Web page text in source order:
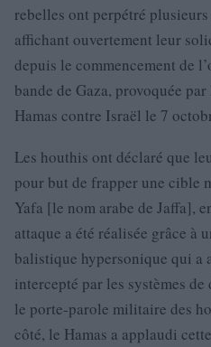
rebelles ont perpétré
affichant ouvertement leur
depuis le commencement de
bande de Gaza, provoquée
Hamas contre Israël le 7
Les houthis ont déclaré que
pour but de frapper une cible
Yafa [le nom arabe de Jaffa],
attaque a été réalisée grâce à
balistique hypersonique qui a
intercepté par les systèmes
le porte-parole militaire des
côté, le Hamas a applaudi